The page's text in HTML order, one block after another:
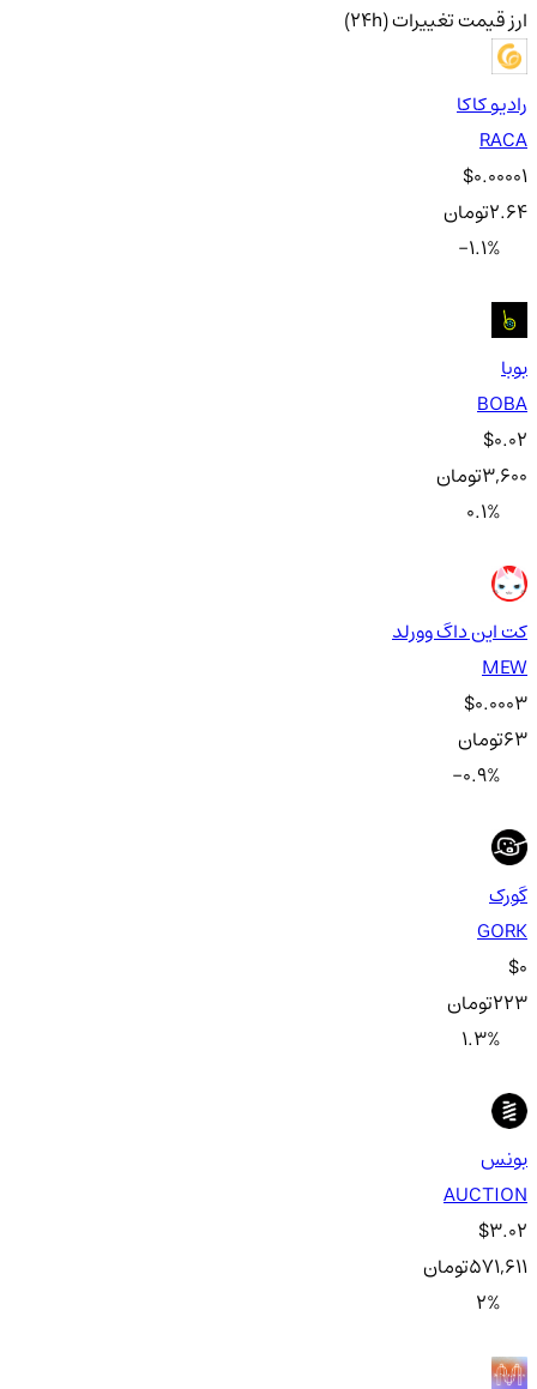
ارزقیمتتغییرات (24h)
رادیو کاکا
RACA
$0.00001
2.64تومان
-1.1%
بوبا
BOBA
$0.02
3,600تومان
0.1%
کت این داگ وورلد
MEW
$0.0003
63تومان
-0.9%
گورک
GORK
$0
223تومان
1.3%
بونس
AUCTION
$3.02
571,611تومان
2%